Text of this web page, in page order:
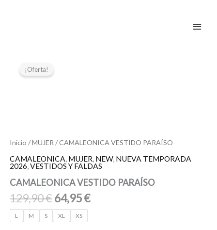
¡Oferta!
Inicio /MUJER / CAMALEONICA VESTIDO PARAÍSO
CAMALEONICA, MUJER, NEW, NUEVA TEMPORADA
2026,VESTIDOS Y FALDAS
CAMALEONICA VESTIDO PARAÍSO
129,90€64,95€
L M S XL XS
VESTIDO
PARAÍSO